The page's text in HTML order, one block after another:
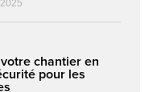
chantier en
pour les